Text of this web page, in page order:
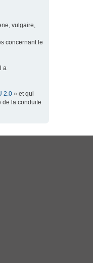
vulgaire,
concernant le
a
2.0 » et qui
de la conduite